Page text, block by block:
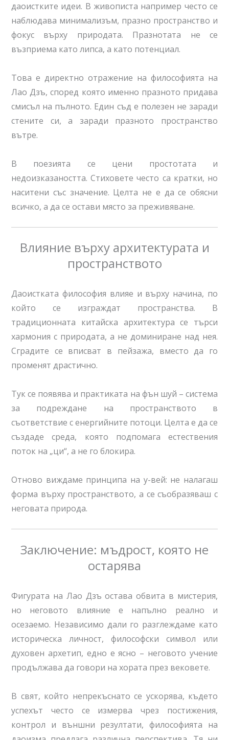
даоистките идеи. В живописта например често се
наблюдава минимализъм, празно пространство и
фокус върху природата. Празнотата не се
възприема като липса, а като потенциал.
Това е директно отражение на философията на
Лао Дзъ, според която именно празното придава
смисъл на пълното. Един съд е полезен не заради
стените си, а заради празното пространство
вътре.
В поезията се цени простотата и
недоизказаността. Стиховете често са кратки, но
наситени със значение. Целта не е да се обясни
всичко, а да се остави място за преживяване.
Влияние върху архитектурата и
пространството
Даоистката философия влияе и върху начина, по
който се изграждат пространства. В
традиционната китайска архитектура се търси
хармония с природата, а не доминиране над нея.
Сградите се вписват в пейзажа, вместо да го
променят драстично.
Тук се появява и практиката на фън шуй – система
за подреждане на пространството в
съответствие с енергийните потоци. Целта е да се
създаде среда, която подпомага естествения
поток на „ци“, а не го блокира.
Отново виждаме принципа на у-вей: не налагаш
форма върху пространството, а се съобразяваш с
неговата природа.
Заключение: мъдрост, която не
остарява
Фигурата на Лао Дзъ остава обвита в мистерия,
но неговото влияние е напълно реално и
осезаемо. Независимо дали го разглеждаме като
историческа личност, философски символ или
духовен архетип, едно е ясно – неговото учение
продължава да говори на хората през вековете.
В свят, който непрекъснато се ускорява, където
успехът често се измерва чрез постижения,
контрол и външни резултати, философията на